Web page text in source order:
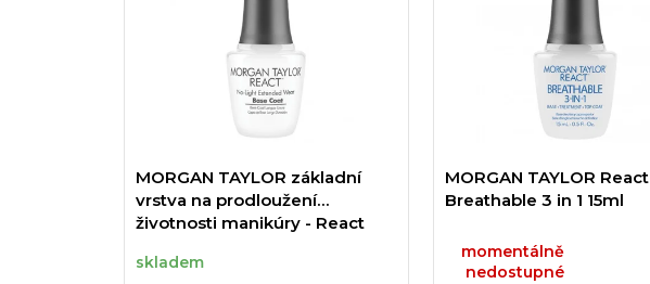
MORGAN TAYLOR základní
vrstva na prodloužení
životnosti manikúry - React
skladem
MORGAN TAYLOR React
Breathable 3 in 1 15ml
momentálně
nedostupné